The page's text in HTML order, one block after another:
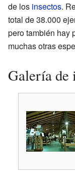
de los insectos.
total de 38.000
pero también hay
muchas otras
Galería de